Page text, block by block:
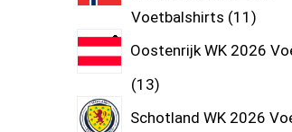
Voetbalshirts 11
Oostenrijk WK 2026
13
Schotland WK 2026